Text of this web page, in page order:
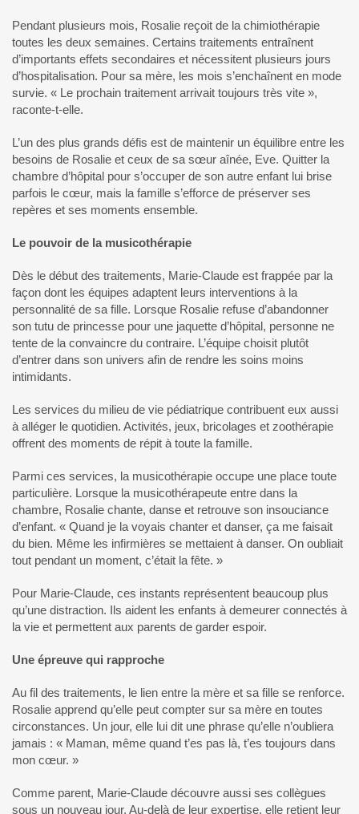
Pendant plusieurs mois, Rosalie reçoit de la chimiothérapie
toutes les deux semaines. Certains traitements entraînent
d’importants effets secondaires et nécessitent plusieurs jours
d’hospitalisation. Pour sa mère, les mois s’enchaînent en mode
survie. « Le prochain traitement arrivait toujours très vite »,
raconte-t-elle.
L’un des plus grands défis est de maintenir un équilibre entre les
besoins de Rosalie et ceux de sa sœur aînée, Eve. Quitter la
chambre d’hôpital pour s’occuper de son autre enfant lui brise
parfois le cœur, mais la famille s’efforce de préserver ses
repères et ses moments ensemble.
Le pouvoir de la musicothérapie
Dès le début des traitements, Marie-Claude est frappée par la
façon dont les équipes adaptent leurs interventions à la
personnalité de sa fille. Lorsque Rosalie refuse d’abandonner
son tutu de princesse pour une jaquette d’hôpital, personne ne
tente de la convaincre du contraire. L’équipe choisit plutôt
d’entrer dans son univers afin de rendre les soins moins
intimidants.
Les services du milieu de vie pédiatrique contribuent eux aussi
à alléger le quotidien. Activités, jeux, bricolages et zoothérapie
offrent des moments de répit à toute la famille.
Parmi ces services, la musicothérapie occupe une place toute
particulière. Lorsque la musicothérapeute entre dans la
chambre, Rosalie chante, danse et retrouve son insouciance
d’enfant. « Quand je la voyais chanter et danser, ça me faisait
du bien. Même les infirmières se mettaient à danser. On oubliait
tout pendant un moment, c’était la fête. »
Pour Marie-Claude, ces instants représentent beaucoup plus
qu’une distraction. Ils aident les enfants à demeurer connectés à
la vie et permettent aux parents de garder espoir.
Une épreuve qui rapproche
Au fil des traitements, le lien entre la mère et sa fille se renforce.
Rosalie apprend qu’elle peut compter sur sa mère en toutes
circonstances. Un jour, elle lui dit une phrase qu’elle n’oubliera
jamais : « Maman, même quand t’es pas là, t’es toujours dans
mon cœur. »
Comme parent, Marie-Claude découvre aussi ses collègues
sous un nouveau jour. Au-delà de leur expertise, elle retient leur